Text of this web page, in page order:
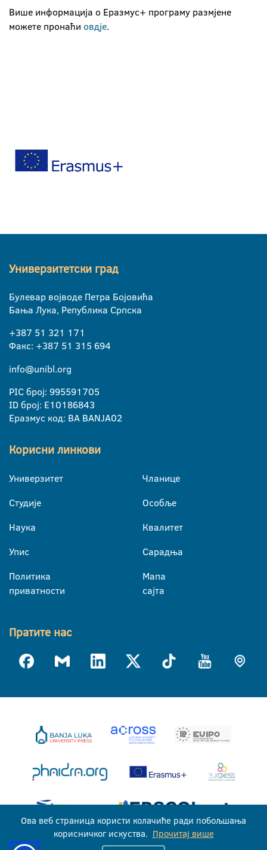
Више информација о Еразмус+ програму размјене
можете пронаћи овдје.
Универзитетски град
Булевар војводе Петра Бојовића
Бања Лука, Република Српска
+387 51 321 171
Факс: +387 51 315 694
info@unibl.org
PIC број: 995591705
ID број: E10186843
Еразмус код: BA BANJA02
Корисни линкови
Универзитет
Студије
Наука
Упис
Политика
приватности
Чланице
Особље
Квалитет
Сарадња
Мапа
сајта
Пратите нас
Ова веб страница користи колачиће ради побољшања
корисничког искуства. Прочитај више